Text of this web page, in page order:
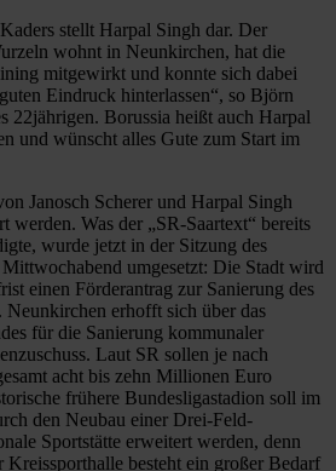
stellt Harpal Singh dar. Der
wohnt in Neunkirchen, hat die
mitgewirkt und konnte sich dabei
Eindruck hinterlassen“, so Björn
22jährigen. Borussia heißt auch Harpal
und wünscht alles Gute zum Start im
Janosch Scherer und Harpal Singh
werden. Was der „SR-Saartext“ bereits
wurde jetzt in der Sitzung des
umgesetzt: Die Stadt wird
einen Förderantrag zur Sanierung des
Neunkirchen erhofft sich über das
für die Sanierung kommunaler
Laut SR sollen je nach
acht bis zehn Millionen Euro
frühere Bundesligastadion soll im
den Neubau einer Drei-Feld-
Sportstätte erweitert werden, denn
Kreissporthalle besteht ein großer Bedarf